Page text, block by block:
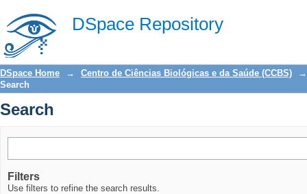
DSpace Repository
Search
DSpace Home → Centro de Ciências Biológicas e da Saúde (CCBS)
→
Search
Search
Filters
Use filters to refine the search results.